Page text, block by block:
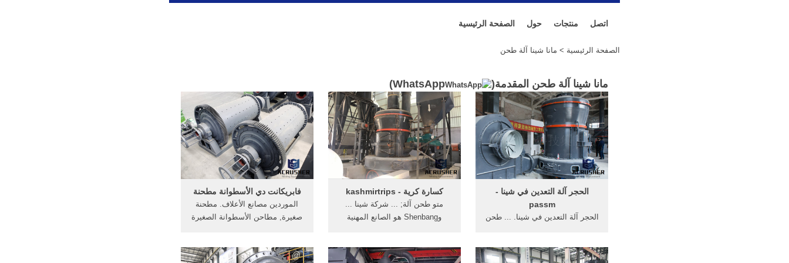
الصفحة الرئيسية حول منتجات اتصل
الصفحة الرئيسية > مانا شينا آلة طحن
مانا شينا آلة طحن المقدمة( WhatsApp
)
فابريكانت دي الأسطوانة مطحنة
الموردين مصانع الأعلاف. مطحنة
صغيرة, مطاحن الأسطوانة الصغيرة
كسارة كرية - kashmirtrips
متو طحن آلة; ... شركة شينا ...
وShenbang هو الصانع المهنية
الحجر آلة التعدين في شينا -
passm
الحجر آلة التعدين في شينا. ... طحن